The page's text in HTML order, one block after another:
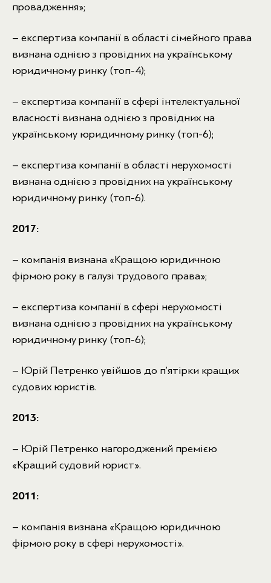
провадження»;
– експертиза компанії в області сімейного права
визнана однією з провідних на українському
юридичному ринку (топ-4);
– експертиза компанії в сфері інтелектуальної
власності визнана однією з провідних на
українському юридичному ринку (топ-6);
– експертиза компанії в області нерухомості
визнана однією з провідних на українському
юридичному ринку (топ-6).
2017:
– компанія визнана «Кращою юридичною
фірмою року в галузі трудового права»;
– експертиза компанії в сфері нерухомості
визнана однією з провідних на українському
юридичному ринку (топ-6);
– Юрій Петренко увійшов до п’ятірки кращих
судових юристів.
2013:
– Юрій Петренко нагороджений премією
«Кращий судовий юрист».
2011:
– компанія визнана «Кращою юридичною
фірмою року в сфері нерухомості».